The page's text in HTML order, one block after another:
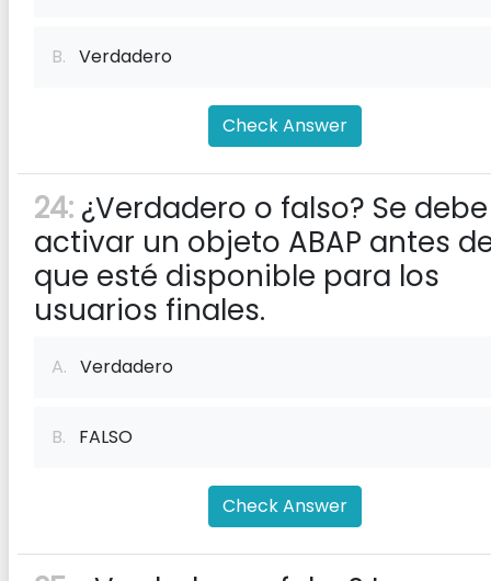
B. Verdadero
Check Answer
24: ¿Verdadero o falso? Se debe
activar un objeto ABAP antes
que esté disponible para los
usuarios finales.
A. Verdadero
B. FALSO
Check Answer